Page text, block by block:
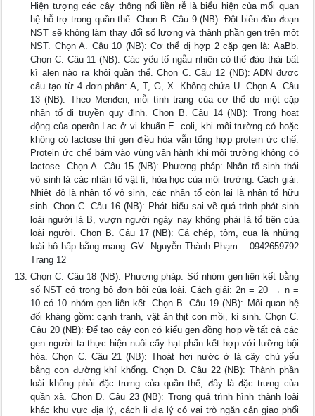
Hiện tượng các cây thông nối liền rễ là biểu hiện của mối quan
hệ hỗ trợ trong quần thể. Chọn B. Câu 9 (NB): Đột biến đảo đoạn
NST sẽ không làm thay đổi số lượng và thành phần gen trên một
NST. Chọn A. Câu 10 (NB): Cơ thể dị hợp 2 cặp gen là: AaBb.
Chọn C. Câu 11 (NB): Các yếu tố ngẫu nhiên có thể đào thải bất
kì alen nào ra khỏi quần thể. Chọn C. Câu 12 (NB): ADN được
cấu tạo từ 4 đơn phân: A, T, G, X. Không chứa U. Chọn A. Câu
13 (NB): Theo Menđen, mỗi tính trạng của cơ thể do một cặp
nhân tố di truyền quy định. Chọn B. Câu 14 (NB): Trong hoạt
động của operôn Lac ở vi khuẩn E. coli, khi môi trường có hoặc
không có lactose thì gen điều hòa vẫn tổng hợp protein ức chế.
Protein ức chế bám vào vùng vận hành khi môi trường không có
lactose. Chọn A. Câu 15 (NB): Phương pháp: Nhân tố sinh thái
vô sinh là các nhân tố vật lí, hóa học của môi trường. Cách giải:
Nhiệt độ là nhân tố vô sinh, các nhân tố còn lại là nhân tố hữu
sinh. Chọn C. Câu 16 (NB): Phát biểu sai về quá trình phát sinh
loài người là B, vượn người ngày nay không phải là tổ tiên của
loài người. Chọn B. Câu 17 (NB): Cá chép, tôm, cua là những
loài hô hấp bằng mang. GV: Nguyễn Thành Phạm – 0942659792
Trang 12
Chọn C. Câu 18 (NB): Phương pháp: Số nhóm gen liên kết bằng
số NST có trong bộ đơn bội của loài. Cách giải: 2n = 20 → n =
10 có 10 nhóm gen liên kết. Chọn B. Câu 19 (NB): Mối quan hệ
đối kháng gồm: cạnh tranh, vật ăn thịt con mồi, kí sinh. Chọn C.
Câu 20 (NB): Để tạo cây con có kiểu gen đồng hợp về tất cả các
gen người ta thực hiện nuôi cấy hạt phấn kết hợp với lưỡng bội
hóa. Chọn C. Câu 21 (NB): Thoát hơi nước ở lá cây chủ yếu
bằng con đường khí khổng. Chọn D. Câu 22 (NB): Thành phần
loài không phải đặc trưng của quần thể, đây là đặc trưng của
quần xã. Chọn D. Câu 23 (NB): Trong quá trình hình thành loài
khác khu vực địa lý, cách li địa lý có vai trò ngăn cản giao phối